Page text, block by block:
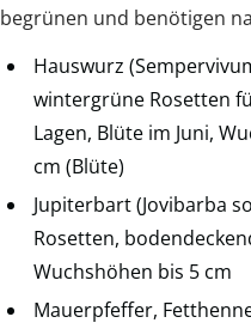
begrünen und benötigen
Hauswurz
wintergrüne Rosetten
Lagen, Blüte im Juni,
cm (Blüte)
Jupiterbart (Jovibarba
Rosetten,
Wuchshöhen bis 5 cm
Mauerpfeffer,